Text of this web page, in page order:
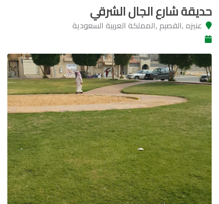
حديقة شارع الجال الشرقي
عنيزه ,القصيم ,المملكة العربية السعودية